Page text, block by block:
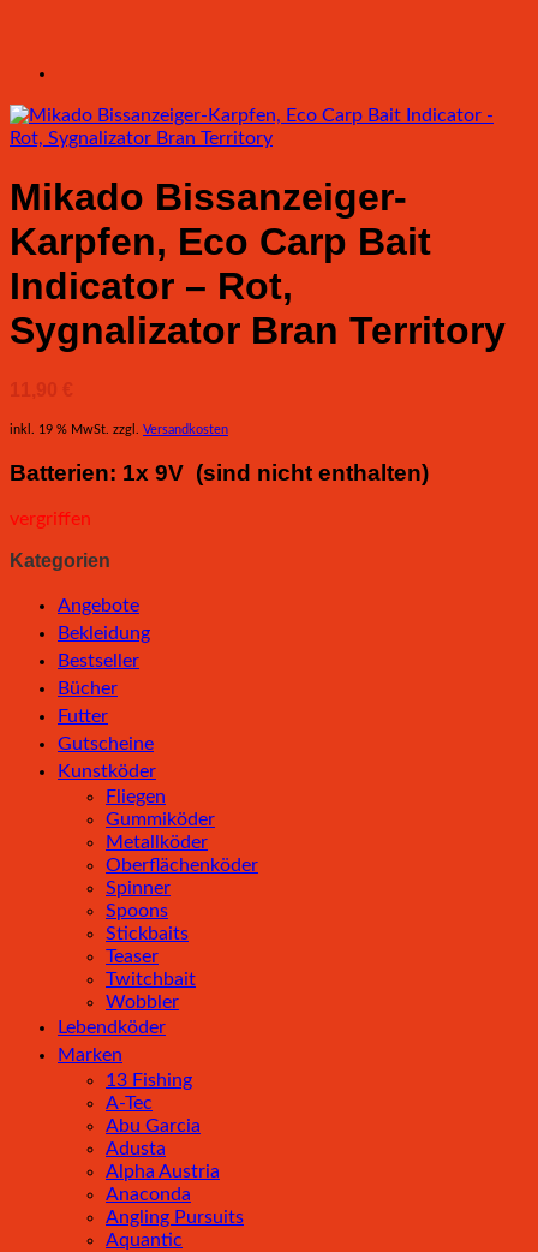
Mikado Bissanzeiger-
Karpfen, Eco Carp Bait
Indicator – Rot,
Sygnalizator Bran Territory
11,90 €
inkl. 19 % MwSt. zzgl. Versandkosten
Batterien: 1x 9V (sind nicht enthalten)
vergriffen
Kategorien
Angebote
Bekleidung
Bestseller
Bücher
Futter
Gutscheine
Kunstköder
Fliegen
Gummiköder
Metallköder
Oberflächenköder
Spinner
Spoons
Stickbaits
Teaser
Twitchbait
Wobbler
Lebendköder
Marken
13 Fishing
A-Tec
Abu Garcia
Adusta
Alpha Austria
Anaconda
Angling Pursuits
Aquantic